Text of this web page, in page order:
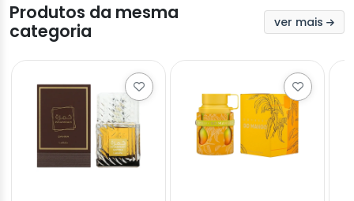
Produtos da mesma
categoria
ver mais